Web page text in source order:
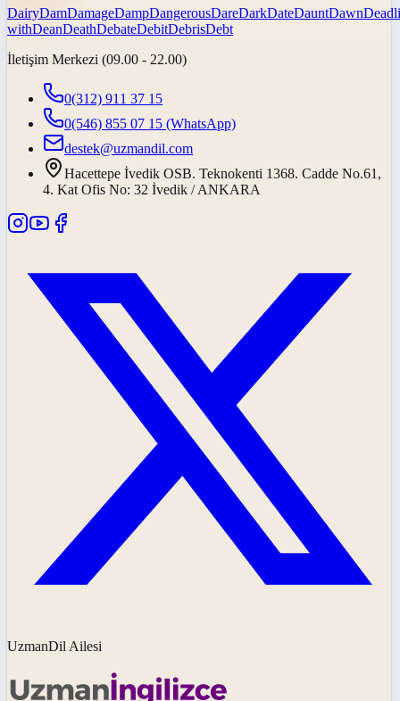
DairyDamDamageDampDangerousDareDarkDateDauntDawn
withDeanDeathDebateDebitDebrisDebt
İletişim Merkezi (09.00 - 22.00)
0(312) 911 37 15
0(546) 855 07 15 (WhatsApp)
destek@uzmandil.com
Hacettepe İvedik OSB. Teknokenti 1368. Cadde No.61,
4. Kat Ofis No: 32 İvedik / ANKARA
UzmanDil Ailesi